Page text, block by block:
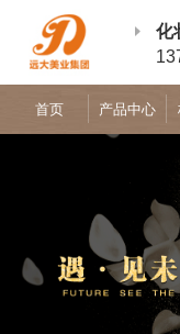
化
首页 产品中心